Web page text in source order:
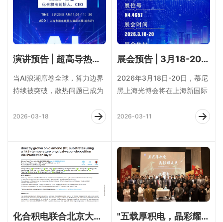
演讲预告 | 超高导热金刚石——人工智能时代的终极散热革命
当AI浪潮席卷全球，算力边界
持续被突破，散热问题已成为
颈。在此背景下，‌由化合积电
2026-03-18
展会预告 | 3月18-20日，化合积电邀您共赴2026慕尼黑上海光博会
2026年3月18日-20日，慕尼
黑上海光博会将在上海新国际
领先的激光、光学、光电技术
2026-03-11
化合积电联合北京大学：GaN-on-Diamond直接异质外延，电子迁移率实现重大突破！ "五载厚积电，晶彩耀未来"——化合积电隆重举行五周年庆典暨2025年度颁奖晚宴